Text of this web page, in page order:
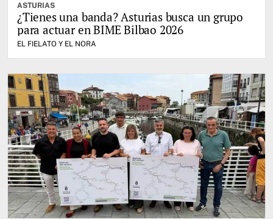
ASTURIAS
¿Tienes una banda? Asturias busca un grupo
para actuar en BIME Bilbao 2026
EL FIELATO Y EL NORA